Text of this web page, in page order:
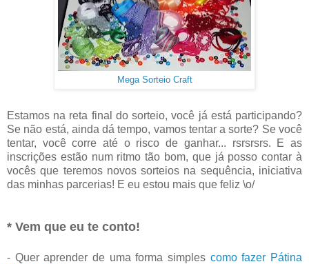
Mega Sorteio Craft
Estamos na reta final do sorteio, você já está participando?
Se não está, ainda dá tempo, vamos tentar a sorte? Se você
tentar, você corre até o risco de ganhar... rsrsrsrs. E as
inscrições estão num ritmo tão bom, que já posso contar à
vocês que teremos novos sorteios na sequência, iniciativa
das minhas parcerias! E eu estou mais que feliz \o/
* Vem que eu te conto!
- Quer aprender de uma forma simples como fazer Pátina